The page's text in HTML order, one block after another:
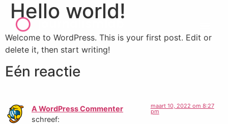
Hello world!
Welcome to WordPress. This is your first post. Edit or
delete it, then start writing!
Eén reactie
A WordPress Commenter
schreef:
maart 10, 2022 om 8:27
pm